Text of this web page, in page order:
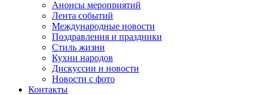
Анонсы мероприятий
Лента событий
Международные новости
Поздравления и праздники
Cтиль жизни
Кухни народов
Дискуссии и новости
Новости с фото
Контакты